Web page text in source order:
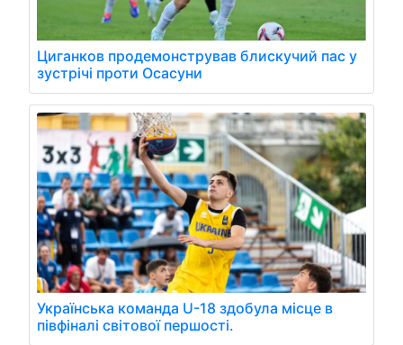
Циганков продемонстрував блискучий пас у
зустрічі проти Осасуни
Українська команда U-18 здобула місце в
півфіналі світової першості.